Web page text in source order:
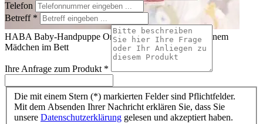
HABA Baby-Handpuppe Oma, Anwendungsfoto mit einem
Mädchen im Bett
Telefon
Betreff *
Ihre Anfrage zum Produkt *
Die mit einem Stern (*) markierten Felder sind Pflichtfelder.
Mit dem Absenden Ihrer Nachricht erklären Sie, dass Sie
unsere Datenschutzerklärung gelesen und akzeptiert haben.